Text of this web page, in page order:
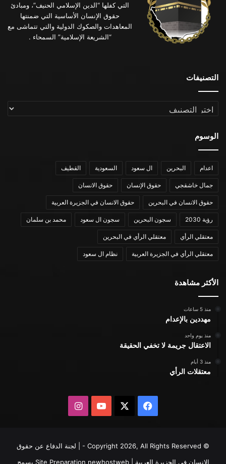
التي كفلها “الدين الإسلامي الحنيف”، ومبادئ
حقوق الإنسان الأساسية التي ضمنتها
المعاهدات والصكوك الدولية والتي تتماشى مع
“الشريعة الإسلامية” السمحاء .
التصنيفات
التصنيفات
الوسوم
اعدام البحرين ال سعود السعودية القطيف
جمال خاشقجي حقوق الإنسان حقوق الانسان
حقوق الانسان في البحرين حقوق الانسان في الجزيرة العربية
رؤية 2030 سجون البحرين سجون ال سعود محمد بن سلمان
معتقلي الرأي معتقلي الرأي في البحرين
معتقلي الرأي في الجزيرة العربية نظام ال سعود
الأكثر مشاهدة
منذ 5 ساعات
مهددين بالإعدام
منذ يوم واحد
الاعتقال جريمة لا تخفي الحقيقة
منذ 3 أيام
معتقلات الرأي
فيسبوك يوتيوبانستقرام
© Copyright 2026, All Rights Reserved - | لجنة الدفاع عن حقوق
الإنسان في الجزيرة العربية | Site Preparationnewhostweb يسمح